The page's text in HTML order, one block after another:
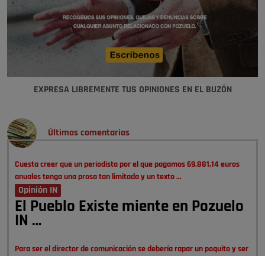
EXPRESA LIBREMENTE TUS OPINIONES EN EL BUZÓN
Últimos comentarios
Cuesta creer que un periodista por el que pagamos 69.881,14 euros
anuales tenga una prosa tan limitada y un texto …
Opinión IN
El Pueblo Existe miente en Pozuelo
IN …
Para ser el director de comunicación se debería rapar un poquito y ser